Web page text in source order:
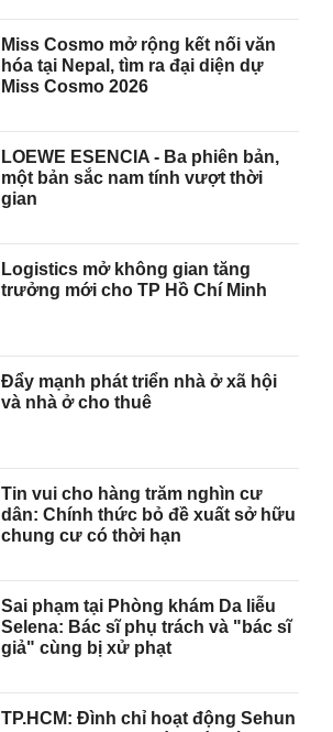
Miss Cosmo mở rộng kết nối văn
hóa tại Nepal, tìm ra đại diện dự
Miss Cosmo 2026
LOEWE ESENCIA - Ba phiên bản,
một bản sắc nam tính vượt thời
gian
Logistics mở không gian tăng
trưởng mới cho TP Hồ Chí Minh
Đẩy mạnh phát triển nhà ở xã hội
và nhà ở cho thuê
Tin vui cho hàng trăm nghìn cư
dân: Chính thức bỏ đề xuất sở hữu
chung cư có thời hạn
Sai phạm tại Phòng khám Da liễu
Selena: Bác sĩ phụ trách và "bác sĩ
giả" cùng bị xử phạt
TP.HCM: Đình chỉ hoạt động Sehun